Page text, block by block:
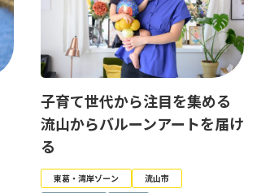
子育て世代から注目を集める
流山からバルーンアートを届け
る
東葛・湾岸ゾーン
流山市